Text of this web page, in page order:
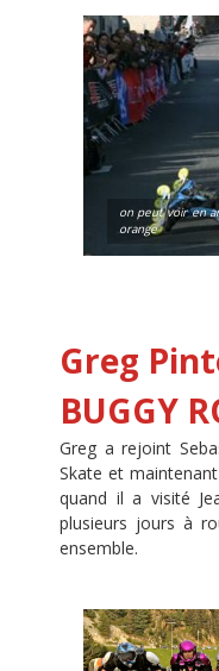
on peut voir en
orange
Greg
BUGGY
Greg a rejoint
Skate et
quand il a visité
plusieurs jours à
ensemble.